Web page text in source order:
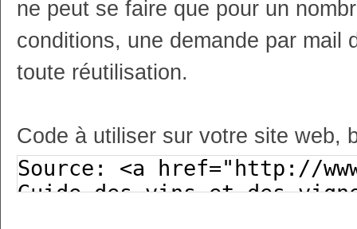
ne peut se faire que pour un
conditions, une demande par mail
toute réutilisation.
Code à utiliser sur votre site web,